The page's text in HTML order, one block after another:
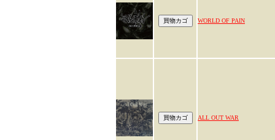
WORLD OF PAIN
ALL OUT WAR